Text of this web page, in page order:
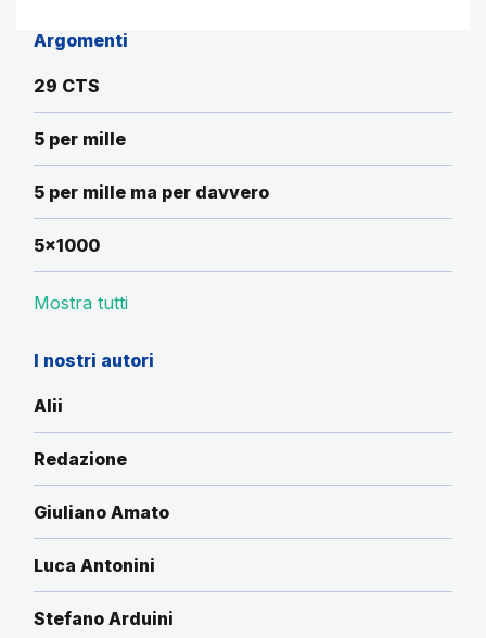
Argomenti
29 CTS
5 per mille
5 per mille ma per davvero
5x1000
Mostra tutti
I nostri autori
Alii
Redazione
Giuliano Amato
Luca Antonini
Stefano Arduini